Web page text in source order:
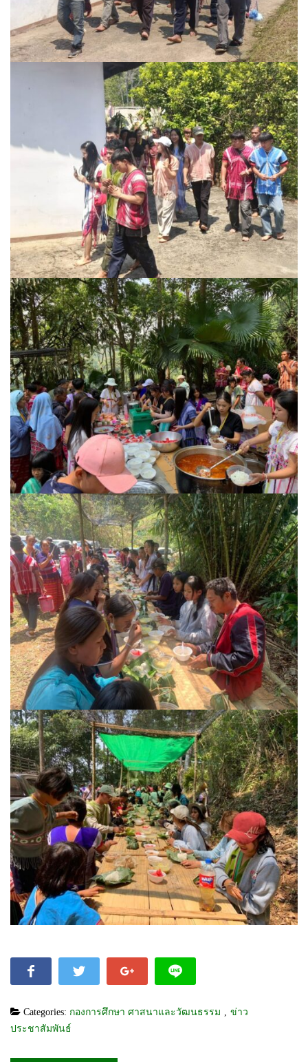
Categories: กองการศึกษา ศาสนาและวัฒนธรรม , ข่าว
ประชาสัมพันธ์